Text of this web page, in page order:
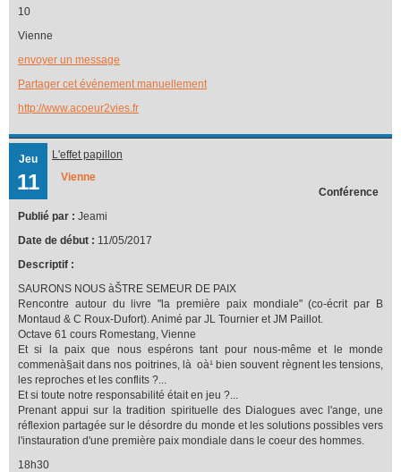
10
Vienne
envoyer un message
Partager cet événement manuellement
http://www.acoeur2vies.fr
Jeu
11
L'effet papillon
Vienne
Conférence
Publié par : Jeami
Date de début : 11/05/2017
Descriptif :
SAURONS NOUS àŠTRE SEMEUR DE PAIX
Rencontre autour du livre "la première paix mondiale" (co-écrit par B
Montaud & C Roux-Dufort). Animé par JL Tournier et JM Paillot.
Octave 61 cours Romestang, Vienne
Et si la paix que nous espérons tant pour nous-même et le monde
commenà§ait dans nos poitrines, là oà¹ bien souvent règnent les tensions,
les reproches et les conflits ?...
Et si toute notre responsabilité était en jeu ?...
Prenant appui sur la tradition spirituelle des Dialogues avec l'ange, une
réflexion partagée sur le désordre du monde et les solutions possibles vers
l'instauration d'une première paix mondiale dans le coeur des hommes.
18h30